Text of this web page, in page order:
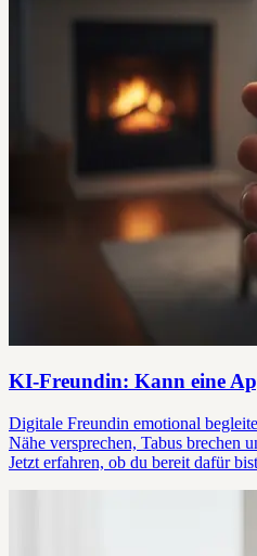
KI-Freundin: Kann eine
Digitale Freundin emotional
Nähe versprechen, Tabus brechen
Jetzt erfahren, ob du bereit dafür